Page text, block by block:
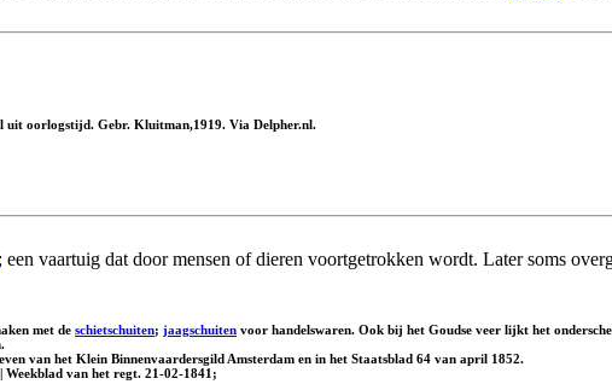
uit oorlogstijd. Gebr. Kluitman,1919. Via Delpher.nl.
; een vaartuig dat door mensen of dieren voortgetrokken wordt. Later soms
met de schietschuiten; jaagschuiten voor handelswaren. Ook bij het Goudse veer lijkt het
van het Klein Binnenvaardersgild Amsterdam en in het Staatsblad 64 van april 1852.
van het regt. 21-02-1841;